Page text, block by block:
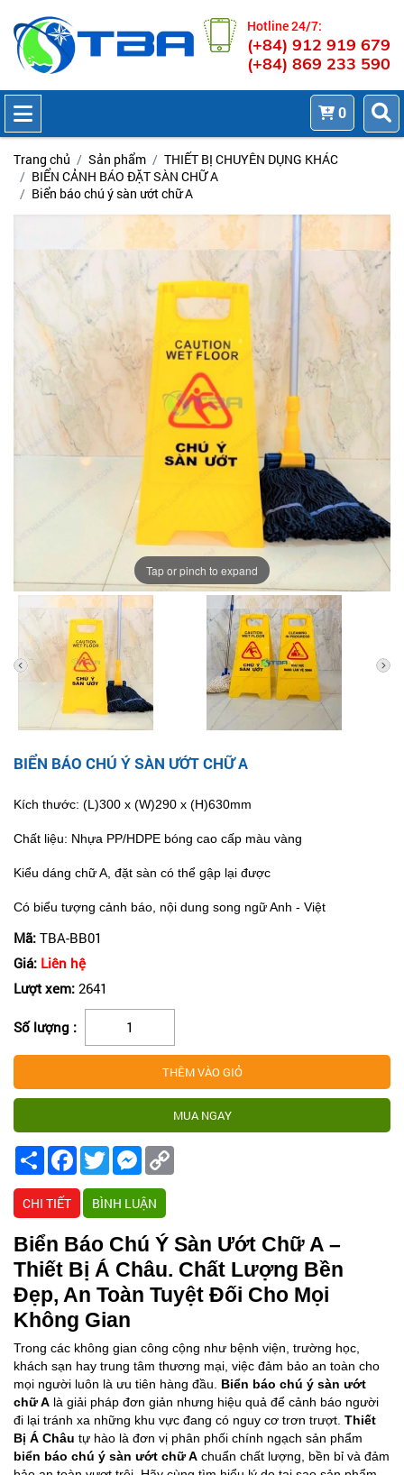
Hotline 24/7:
(+84) 912 919 679
(+84) 869 233 590
0
Trang chủ Sản phẩm
THIẾT BỊ CHUYÊN DỤNG KHÁC
BIỂN CẢNH BÁO ĐẶT SÀN CHỮ A
Biển báo chú ý sàn ướt chữ A
Tap or pinch to expand
BIỂN BÁO CHÚ Ý SÀN ƯỚT CHỮ A
Kích thước: (L)300 x (W)290 x (H)630mm
Chất liệu: Nhựa PP/HDPE bóng cao cấp màu vàng
Kiểu dáng chữ A, đặt sàn có thể gập lại được
Có biểu tượng cảnh báo, nội dung song ngữ Anh - Việt
Mã: TBA-BB01
Giá: Liên hệ
Lượt xem: 2641
Số lượng :
Share FacebookTwitterMessenger
CHI TIẾT BÌNH LUẬN
Biển Báo Chú Ý Sàn Ướt Chữ A –
Thiết Bị Á Châu. Chất Lượng Bền
Đẹp, An Toàn Tuyệt Đối Cho Mọi
Không Gian
Trong các không gian công cộng như bệnh viện, trường học,
khách sạn hay trung tâm thương mại, việc đảm bảo an toàn cho
mọi người luôn là ưu tiên hàng đầu. Biển báo chú ý sàn ướt
chữ A là giải pháp đơn giản nhưng hiệu quả để cảnh báo người
đi lại tránh xa những khu vực đang có nguy cơ trơn trượt. Thiết
Bị Á Châu tự hào là đơn vị phân phối chính ngạch sản phẩm
biển báo chú ý sàn ướt chữ A chuẩn chất lượng, bền bỉ và đảm